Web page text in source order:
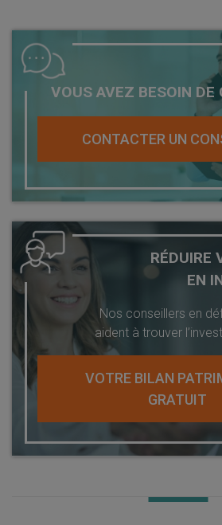
VOUS AVEZ BESOIN DE
CONTACTER UN
RÉDUIRE
EN
Nos conseillers en
aident à trouver
VOTRE BILAN
GRATUIT